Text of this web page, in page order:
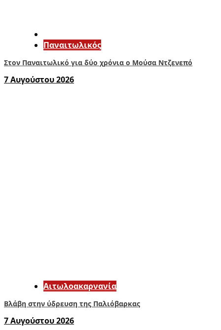
Παναιτωλικός
Στον Παναιτωλικό για δύο χρόνια ο Μούσα Ντζενεπό
7 Αυγούστου 2026
Αιτωλοακαρνανία
Βλάβη στην ύδρευση της Παλιόβαρκας
7 Αυγούστου 2026